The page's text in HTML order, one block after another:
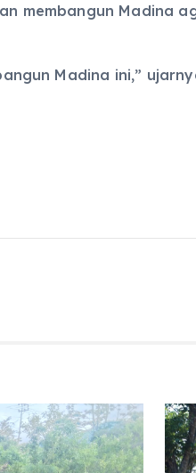
membangun Madina
Madina ini,”